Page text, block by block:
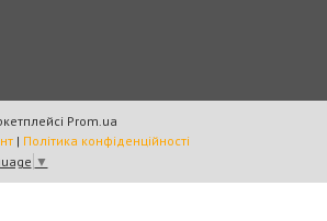
Prom.ua
| Політика конфіденційності
▼